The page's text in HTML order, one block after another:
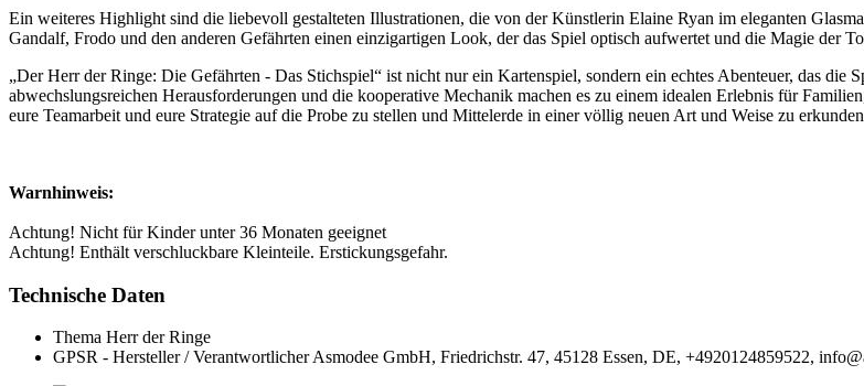
Ein weiteres Highlight sind die liebevoll gestalteten Illustrationen, die von der Künstlerin Elaine Ryan im eleganten
Gandalf, Frodo und den anderen Gefährten einen einzigartigen Look, der das Spiel optisch aufwertet und die Magie der
„Der Herr der Ringe: Die Gefährten - Das Stichspiel“ ist nicht nur ein Kartenspiel, sondern ein echtes Abenteuer, das
abwechslungsreichen Herausforderungen und die kooperative Mechanik machen es zu einem idealen Erlebnis für
eure Teamarbeit und eure Strategie auf die Probe zu stellen und Mittelerde in einer völlig neuen Art und Weise zu
Warnhinweis:
Achtung! Nicht für Kinder unter 36 Monaten geeignet
Achtung! Enthält verschluckbare Kleinteile. Erstickungsgefahr.
Technische Daten
Thema Herr der Ringe
GPSR - Hersteller / Verantwortlicher Asmodee GmbH, Friedrichstr. 47, 45128 Essen, DE, +4920124859522,